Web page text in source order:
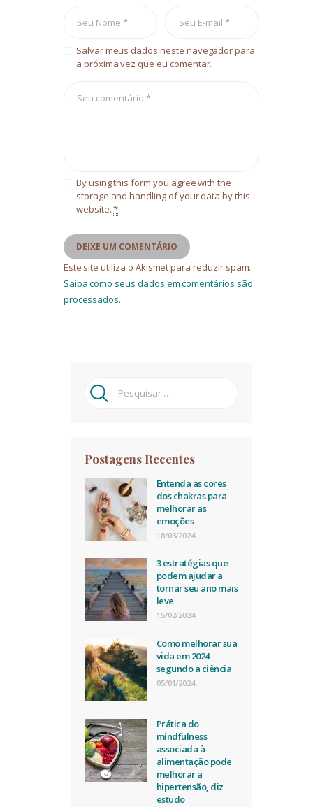
Salvar meus dados neste navegador para
a próxima vez que eu comentar.
By using this form you agree with the
storage and handling of your data by this
website.*
Este site utiliza o Akismet para reduzir spam.
Saiba como seus dados em comentários são
processados.
Pesquisar
por:
Postagens Recentes
Entenda as cores
dos chakras para
melhorar as
emoções
18/03/2024
3 estratégias que
podem ajudar a
tornar seu ano mais
leve
15/02/2024
Como melhorar sua
vida em 2024
segundo a ciência
05/01/2024
Prática do
mindfulness
associada à
alimentação pode
melhorar a
hipertensão, diz
estudo